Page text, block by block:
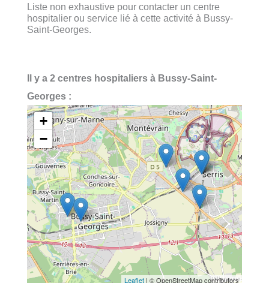
Liste non exhaustive pour contacter un centre
hospitalier ou service lié à cette activité à Bussy-
Saint-Georges.
Il y a 2 centres hospitaliers à Bussy-Saint-
Georges :
+
−
Leaflet | © OpenStreetMap contributors